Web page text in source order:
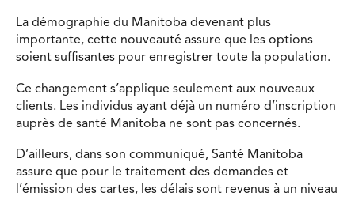
La démographie du Manitoba devenant plus
importante, cette nouveauté assure que les options
soient suffisantes pour enregistrer toute la population.
Ce changement s’applique seulement aux nouveaux
clients. Les individus ayant déjà un numéro d’inscription
auprès de santé Manitoba ne sont pas concernés.
D’ailleurs, dans son communiqué, Santé Manitoba
assure que pour le traitement des demandes et
l’émission des cartes, les délais sont revenus à un niveau